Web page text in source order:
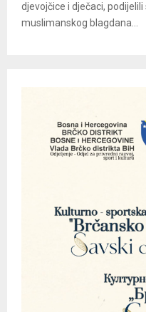
djevojčice i dječaci,
muslimanskog blagdana...